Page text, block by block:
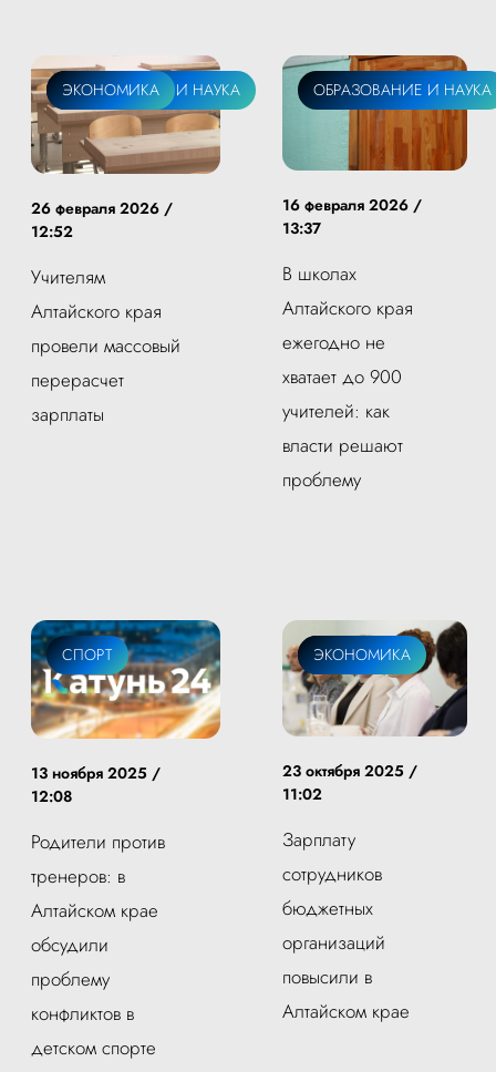
ОБРАЗОВАНИЕ И НАУКА
ЭКОНОМИКА
26 февраля 2026 /
12:52
Учителям
Алтайского края
провели массовый
перерасчет
зарплаты
ОБРАЗОВАНИЕ И НАУКА
16 февраля 2026 /
13:37
В школах
Алтайского края
ежегодно не
хватает до 900
учителей: как
власти решают
проблему
СПОРТ
13 ноября 2025 /
12:08
Родители против
тренеров: в
Алтайском крае
обсудили
проблему
конфликтов в
детском спорте
ОБЩЕСТВО
ЭКОНОМИКА
23 октября 2025 /
11:02
Зарплату
сотрудников
бюджетных
организаций
повысили в
Алтайском крае